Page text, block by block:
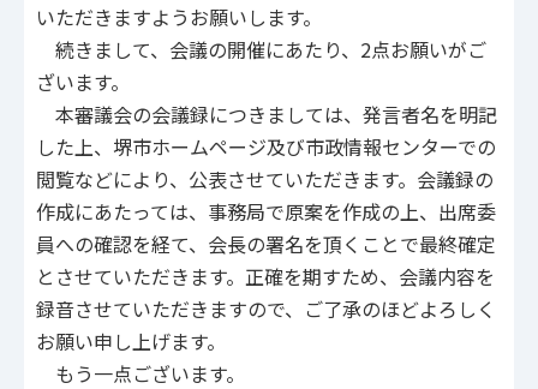
いただきますようお願いします。
続きまして、会議の開催にあたり、2点お願いがご
ざいます。
本審議会の会議録につきましては、発言者名を明記
した上、堺市ホームページ及び市政情報センターでの
閲覧などにより、公表させていただきます。会議録の
作成にあたっては、事務局で原案を作成の上、出席委
員への確認を経て、会長の署名を頂くことで最終確定
とさせていただきます。正確を期すため、会議内容を
録音させていただきますので、ご了承のほどよろしく
お願い申し上げます。
もう一点ございます。